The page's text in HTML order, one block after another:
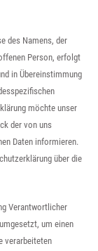
des Namens, der
Person, erfolgt
in Übereinstimmung
möchte unser
der von uns
Daten informieren.
über die
Verantwortlicher
um einen
verarbeiteten